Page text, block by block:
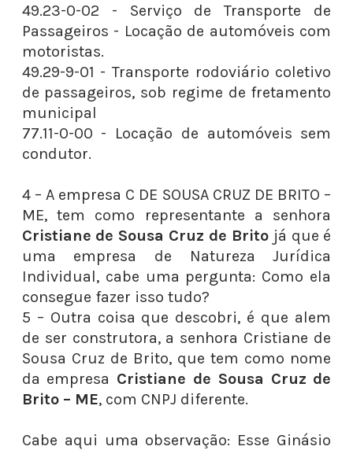
49.23-0-02 - Serviço de Transporte de
Passageiros - Locação de automóveis com
motoristas.
49.29-9-01 - Transporte rodoviário coletivo
de passageiros, sob regime de fretamento
municipal
77.11-0-00 - Locação de automóveis sem
condutor.
4 – A empresa C DE SOUSA CRUZ DE BRITO –
ME, tem como representante a senhora
Cristiane de Sousa Cruz de Britojá que é
uma empresa de Natureza Jurídica
Individual, cabe uma pergunta: Como ela
consegue fazer isso tudo?
5 – Outra coisa que descobri, é que alem
de ser construtora, a senhora Cristiane de
Sousa Cruz de Brito, que tem como nome
da empresa Cristiane de Sousa Cruz de
Brito – ME, com CNPJ diferente.
Cabe aqui uma observação: Esse Ginásio